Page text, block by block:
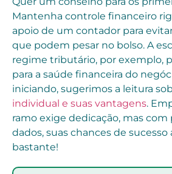
Mantenha controle financeiro
apoio de um contador para
que podem pesar no bolso. A
regime tributário, por exemplo,
para a saúde financeira do
iniciando, sugerimos a leitura
individual e suas vantagens.
ramo exige dedicação, mas com
dados, suas chances de
bastante!